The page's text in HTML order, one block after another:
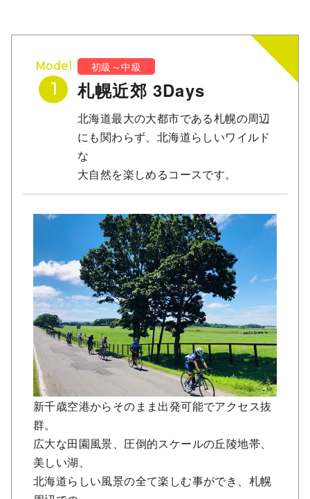
Model
1
初級～中級
札幌近郊 3Days
北海道最大の大都市である札幌の周辺
にも関わらず、北海道らしいワイルド
な
大自然を楽しめるコースです。
新千歳空港からそのまま出発可能でアクセス抜
群。
広大な田園風景、圧倒的スケールの丘陵地帯、
美しい湖、
北海道らしい風景の全て楽しむ事ができ、札幌